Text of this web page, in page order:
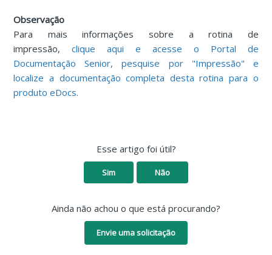
Observação
Para mais informações sobre a rotina de
impressão,clique aqui e acesse o Portal de
Documentação Senior, pesquise por "Impressão" e
localize a documentação completa desta rotina para o
produto eDocs.
Esse artigo foi útil?
Sim Não
Ainda não achou o que está procurando?
Envie uma solicitação